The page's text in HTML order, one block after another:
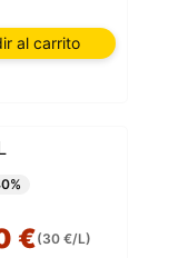
al carrito
€(30 €/L)